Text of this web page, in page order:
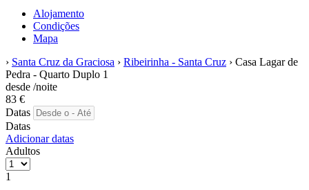
Alojamento
Condições
Mapa
› Santa Cruz da Graciosa › Ribeirinha - Santa Cruz › Casa Lagar de
Pedra - Quarto Duplo 1
desde /noite
83 €
Datas
Datas
Adicionar datas
Adultos
1